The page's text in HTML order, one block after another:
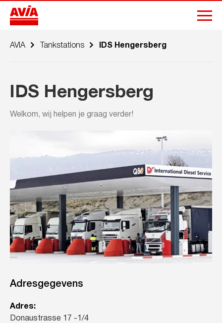
AVIA Tankstations IDS Hengersberg
IDS Hengersberg
Welkom, wij helpen je graag verder!
Adresgegevens
Adres:
Donaustrasse 17 -1/4